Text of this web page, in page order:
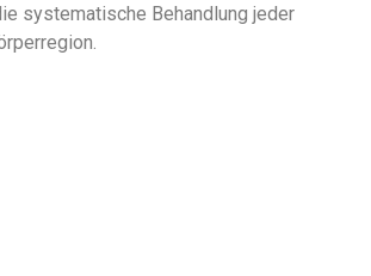
systematische Behandlung jeder